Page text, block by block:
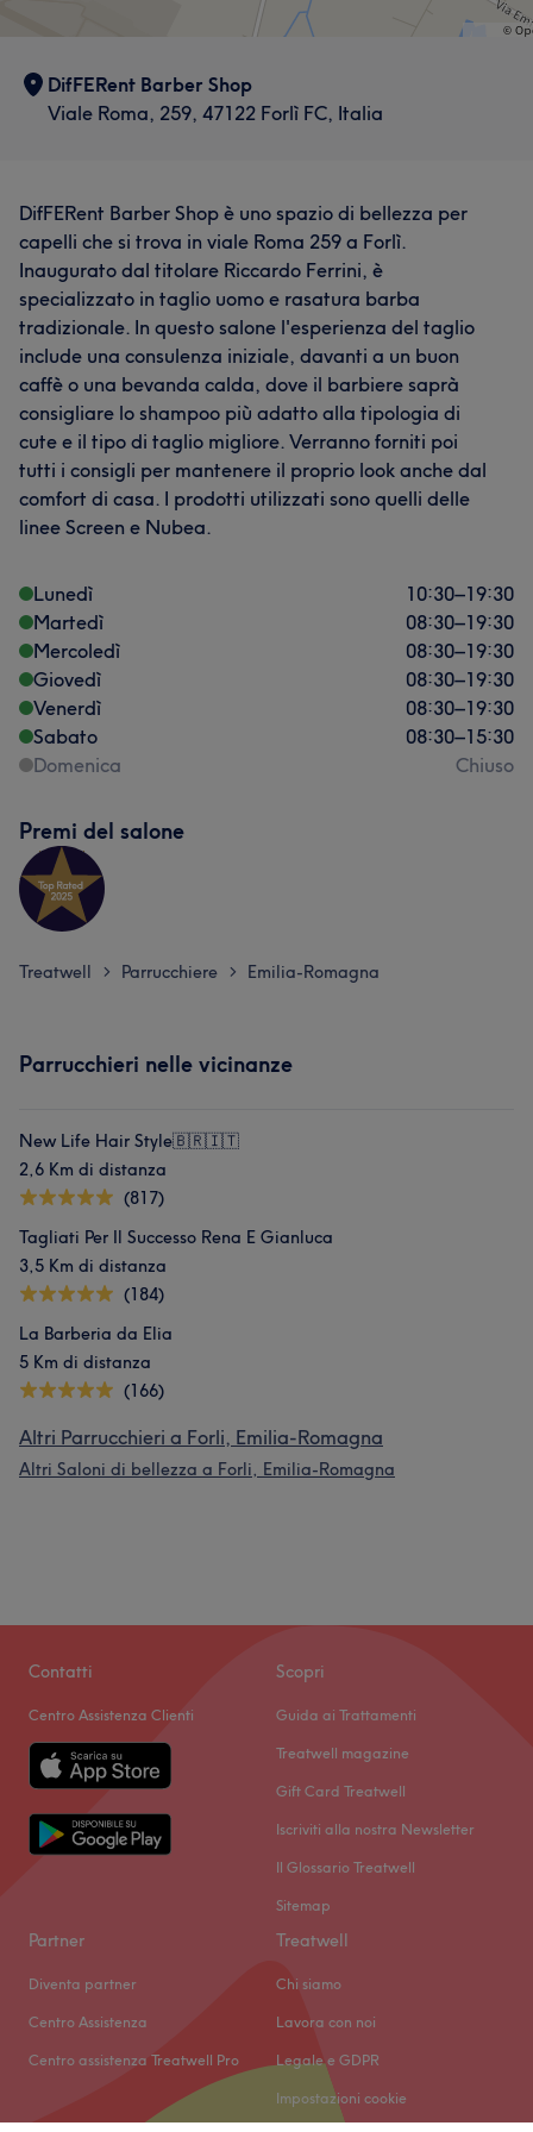
DifFERent Barber Shop
Viale Roma, 259, 47122 Forlì FC, Italia
DifFERent Barber Shop è uno spazio di bellezza per
capelli che si trova in viale Roma 259 a Forlì.
Inaugurato dal titolare Riccardo Ferrini, è
specializzato in taglio uomo e rasatura barba
tradizionale. In questo salone l'esperienza del taglio
include una consulenza iniziale, davanti a un buon
caffè o una bevanda calda, dove il barbiere saprà
consigliare lo shampoo più adatto alla tipologia di
cute e il tipo di taglio migliore. Verranno forniti poi
tutti i consigli per mantenere il proprio look anche dal
comfort di casa. I prodotti utilizzati sono quelli delle
linee Screen e Nubea.
Lunedì 10:30–19:30
Martedì
08:30–19:30
Mercoledì
08:30–19:30
Giovedì
08:30–19:30
Venerdì
08:30–19:30
Sabato
08:30–15:30
Domenica
Chiuso
Premi del salone
Treatwell > Parrucchiere > Emilia-Romagna
Parrucchieri nelle vicinanze
New Life Hair Style🇧🇷🇮🇹
2,6 Km di distanza
(817)
Tagliati Per Il Successo Rena E Gianluca
3,5 Km di distanza
(184)
La Barberia da Elia
5 Km di distanza
(166)
Altri Parrucchieri a Forli, Emilia-Romagna
Altri Saloni di bellezza a Forli, Emilia-Romagna
Contatti
Centro Assistenza Clienti
Scopri
Guida ai Trattamenti
Treatwell magazine
Gift Card Treatwell
Iscriviti alla nostra Newsletter
Il Glossario Treatwell
Sitemap
Partner
Diventa partner
Centro Assistenza
Centro assistenza Treatwell Pro
Treatwell
Chi siamo
Lavora con noi
Legale e GDPR
Impostazioni cookie